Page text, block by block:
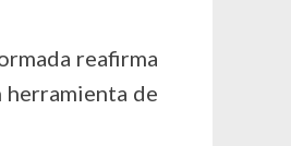
reafirma
herramienta de